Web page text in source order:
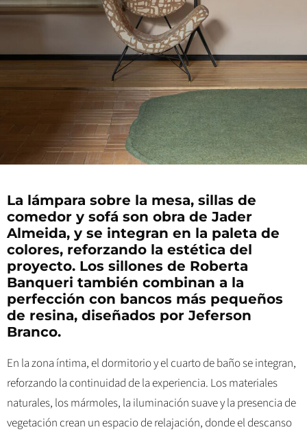
La lámpara sobre la mesa, sillas de
comedor y sofá son obra de Jader
Almeida, y se integran en la paleta de
colores, reforzando la estética del
proyecto. Los sillones de Roberta
Banqueri también combinan a la
perfección con bancos más pequeños
de resina, diseñados por Jeferson
Branco.
En la zona íntima, el dormitorio y el cuarto de baño se integran,
reforzando la continuidad de la experiencia. Los materiales
naturales, los mármoles, la iluminación suave y la presencia de
vegetación crean un espacio de relajación, donde el descanso